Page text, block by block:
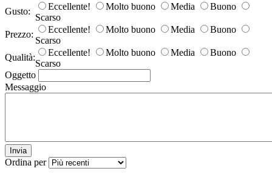
Gusto:
Eccellente! Molto buono Media
Buono
Scarso
Prezzo:
Eccellente! Molto buono Media
Buono
Scarso
Qualità:
Eccellente! Molto buono Media
Buono
Scarso
Oggetto
Messaggio
Invia
Ordina per